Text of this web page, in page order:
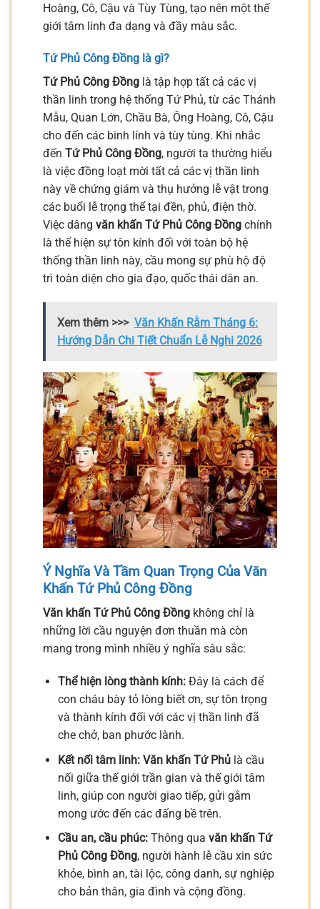
Hoàng, Cô, Cậu và Tùy Tùng, tạo nên một thế
giới tâm linh đa dạng và đầy màu sắc.
Tứ Phủ Công Đồng là gì?
Tứ Phủ Công Đồng là tập hợp tất cả các vị
thần linh trong hệ thống Tứ Phủ, từ các Thánh
Mẫu, Quan Lớn, Chầu Bà, Ông Hoàng, Cô, Cậu
cho đến các binh lính và tùy tùng. Khi nhắc
đến Tứ Phủ Công Đồng, người ta thường hiểu
là việc đồng loạt mời tất cả các vị thần linh
này về chứng giám và thụ hưởng lễ vật trong
các buổi lễ trọng thể tại đền, phủ, điện thờ.
Việc dâng văn khấn Tứ Phủ Công Đồng chính
là thể hiện sự tôn kính đối với toàn bộ hệ
thống thần linh này, cầu mong sự phù hộ độ
trì toàn diện cho gia đạo, quốc thái dân an.
Xem thêm >>> Văn Khấn Rằm Tháng 6:
Hướng Dẫn Chi Tiết Chuẩn Lễ Nghi 2026
Ý Nghĩa Và Tầm Quan Trọng Của Văn
Khấn Tứ Phủ Công Đồng
Văn khấn Tứ Phủ Công Đồng không chỉ là
những lời cầu nguyện đơn thuần mà còn
mang trong mình nhiều ý nghĩa sâu sắc:
Thể hiện lòng thành kính:Đây là cách để
con cháu bày tỏ lòng biết ơn, sự tôn trọng
và thành kính đối với các vị thần linh đã
che chở, ban phước lành.
Kết nối tâm linh: Văn khấn Tứ Phủlà cầu
nối giữa thế giới trần gian và thế giới tâm
linh, giúp con người giao tiếp, gửi gắm
mong ước đến các đấng bề trên.
Cầu an, cầu phúc:Thông qua văn khấn Tứ
Phủ Công Đồng, người hành lễ cầu xin sức
khỏe, bình an, tài lộc, công danh, sự nghiệp
cho bản thân, gia đình và cộng đồng.